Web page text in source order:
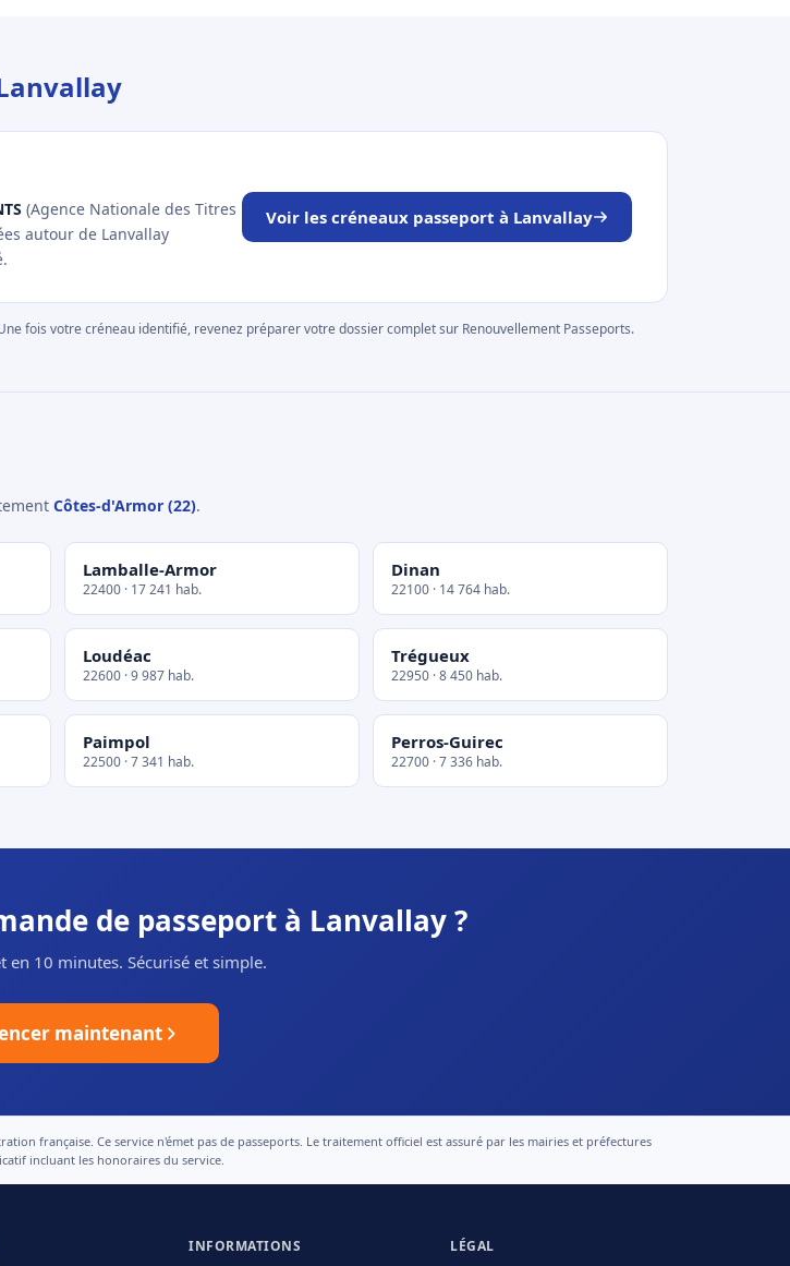
(Agence Nationale des Titres
autour de Lanvallay
Voir les créneaux passeport à Lanvallay
fois votre créneau identifié, revenez préparer votre dossier complet sur Renouvellement Passeports.
Côtes-d'Armor (22).
Lamballe-Armor
22400 · 17 241 hab.
Dinan
22100 · 14 764 hab.
Loudéac
22600 · 9 987 hab.
Trégueux
22950 · 8 450 hab.
Paimpol
22500 · 7 341 hab.
Perros-Guirec
22700 · 7 336 hab.
de passeport à Lanvallay ?
en 10 minutes. Sécurisé et simple.
maintenant
française. Ce service n'émet pas de passeports. Le traitement officiel est assuré par les mairies et préfectures
incluant les honoraires du service.
INFORMATIONS LÉGAL